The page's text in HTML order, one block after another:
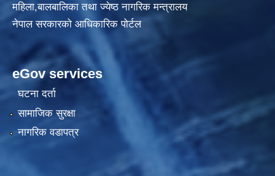
महिला,बालबालिका तथा ज्येष्ठ नागरिक मन्त्रालय
नेपाल सरकारको आधिकारिक पोर्टल
eGov services
घटना दर्ता
सामाजिक सुरक्षा
नागरिक वडापत्र